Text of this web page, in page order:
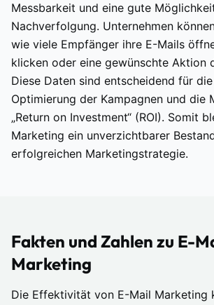
Messbarkeit und eine gute
Nachverfolgung. Unternehmen
wie viele Empfänger ihre E-Mails
klicken oder eine gewünschte Aktion
Diese Daten sind entscheidend für
Optimierung der Kampagnen und die
„Return on Investment“ (ROI). Somit
Marketing ein unverzichtbarer
erfolgreichen Marketingstrategie.
Fakten und Zahlen zu E-
Marketing
Die Effektivität von E-Mail Marketing